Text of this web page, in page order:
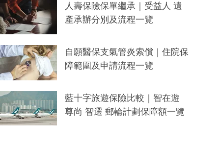
人壽保險保單繼承｜受益人 遺
產承辦分別及流程一覽
自願醫保支氣管炎索償｜住院保
障範圍及申請流程一覽
藍十字旅遊保險比較｜智在遊
尊尚 智選 郵輪計劃保障額一覽